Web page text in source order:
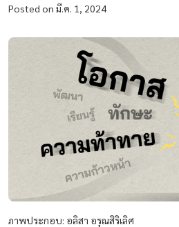
Posted on มี.ค. 1, 2024
ภาพประกอบ: อลิสา อรุณสิริเลิศ